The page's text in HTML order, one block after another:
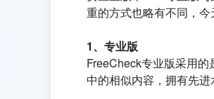
重的方式也略有不同，今
1、专业版
FreeCheck专业版采用的
中的相似内容，拥有先进